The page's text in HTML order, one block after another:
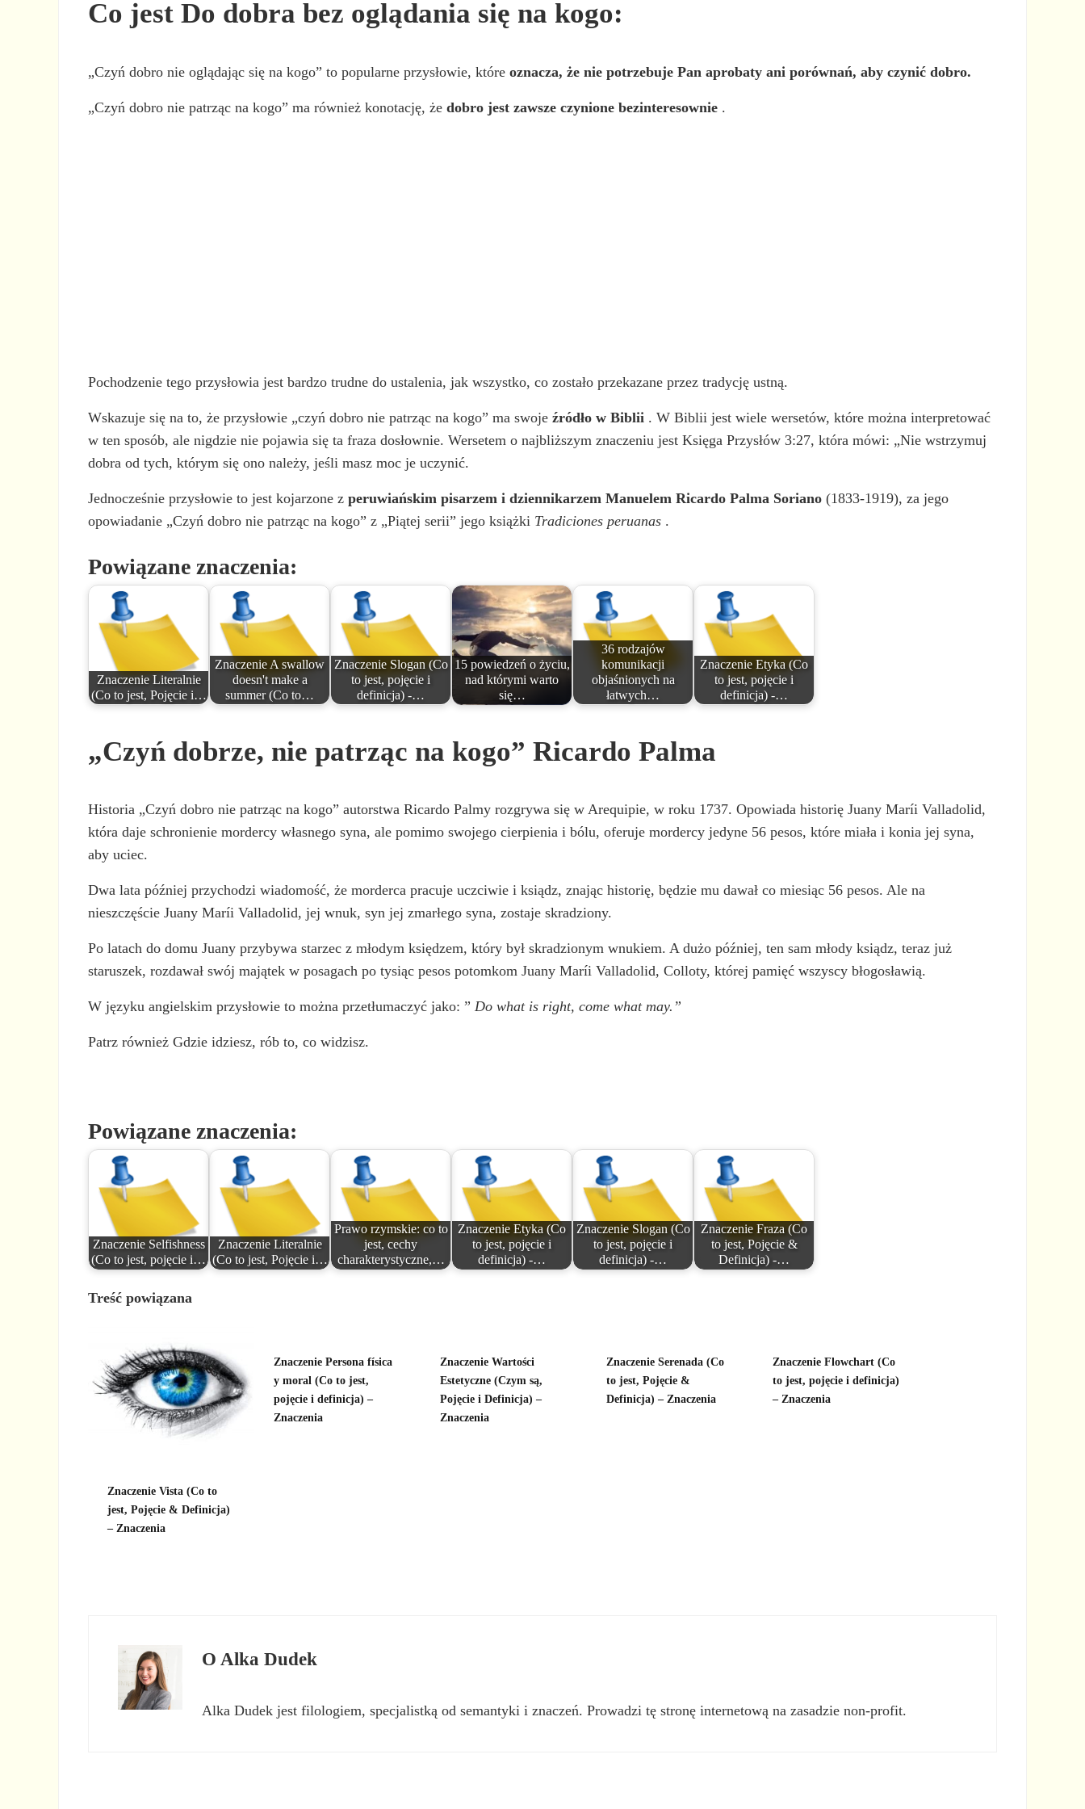
Co jest Do dobra bez oglądania się na kogo:
„Czyń dobro nie oglądając się na kogo” to popularne przysłowie, któreoznacza, że nie potrzebuje Pan aprobaty ani porównań, aby czynić dobro.
„Czyń dobro nie patrząc na kogo” ma również konotację, żedobro jest zawsze czynione bezinteresownie .
Pochodzenie tego przysłowia jest bardzo trudne do ustalenia, jak wszystko, co zostało przekazane przez tradycję ustną.
Wskazuje się na to, że przysłowie „czyń dobro nie patrząc na kogo” ma swojeźródło w Biblii . W Biblii jest wiele wersetów, które można interpretować
w ten sposób, ale nigdzie nie pojawia się ta fraza dosłownie. Wersetem o najbliższym znaczeniu jest Księga Przysłów 3:27, która mówi: „Nie wstrzymuj
dobra od tych, którym się ono należy, jeśli masz moc je uczynić.
Jednocześnie przysłowie to jest kojarzone zperuwiańskim pisarzem i dziennikarzem Manuelem Ricardo Palma Soriano (1833-1919), za jego
opowiadanie „Czyń dobro nie patrząc na kogo” z „Piątej serii” jego książki Tradiciones peruanas .
Powiązane znaczenia:
Znaczenie Literalnie
(Co to jest, Pojęcie i…
Znaczenie A swallow
doesn't make a
summer (Co to…
Znaczenie Slogan (Co
to jest, pojęcie i
definicja) -…
15 powiedzeń o życiu,
nad którymi warto
się…
36 rodzajów
komunikacji
objaśnionych na
łatwych…
Znaczenie Etyka (Co
to jest, pojęcie i
definicja) -…
„Czyń dobrze, nie patrząc na kogo” Ricardo Palma
Historia „Czyń dobro nie patrząc na kogo” autorstwa Ricardo Palmy rozgrywa się w Arequipie, w roku 1737. Opowiada historię Juany Maríi Valladolid,
która daje schronienie mordercy własnego syna, ale pomimo swojego cierpienia i bólu, oferuje mordercy jedyne 56 pesos, które miała i konia jej syna,
aby uciec.
Dwa lata później przychodzi wiadomość, że morderca pracuje uczciwie i ksiądz, znając historię, będzie mu dawał co miesiąc 56 pesos. Ale na
nieszczęście Juany Maríi Valladolid, jej wnuk, syn jej zmarłego syna, zostaje skradziony.
Po latach do domu Juany przybywa starzec z młodym księdzem, który był skradzionym wnukiem. A dużo później, ten sam młody ksiądz, teraz już
staruszek, rozdawał swój majątek w posagach po tysiąc pesos potomkom Juany Maríi Valladolid, Colloty, której pamięć wszyscy błogosławią.
W języku angielskim przysłowie to można przetłumaczyć jako: ”Do what is right, come what may.”
Patrz również Gdzie idziesz, rób to, co widzisz.
Powiązane znaczenia:
Znaczenie Selfishness
(Co to jest, pojęcie i…
Znaczenie Literalnie
(Co to jest, Pojęcie i…
Prawo rzymskie: co to
jest, cechy
charakterystyczne,…
Znaczenie Etyka (Co
to jest, pojęcie i
definicja) -…
Znaczenie Slogan (Co
to jest, pojęcie i
definicja) -…
Znaczenie Fraza (Co
to jest, Pojęcie &
Definicja) -…
Treść powiązana
Znaczenie Vista (Co to
jest, Pojęcie & Definicja)
– Znaczenia
Znaczenie Persona física
y moral (Co to jest,
pojęcie i definicja) –
Znaczenia
Znaczenie Wartości
Estetyczne (Czym są,
Pojęcie i Definicja) –
Znaczenia
Znaczenie Serenada (Co
to jest, Pojęcie &
Definicja) – Znaczenia
Znaczenie Flowchart (Co
to jest, pojęcie i definicja)
– Znaczenia
OAlka Dudek
Alka Dudek jest filologiem, specjalistką od semantyki i znaczeń. Prowadzi tę stronę internetową na zasadzie non-profit.